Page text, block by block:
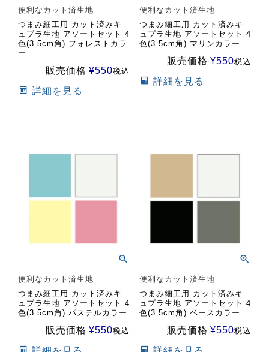
便利なカット済生地
つまみ細工用 カット済みキ
ュプラ生地 アソートセット 4
色(3.5cm角) フォレストカラ
ー
販売価格 ¥550税込
詳細を見る
便利なカット済生地
つまみ細工用 カット済みキ
ュプラ生地 アソートセット 4
色(3.5cm角) マリンカラー
販売価格 ¥550税込
詳細を見る
便利なカット済生地
つまみ細工用 カット済みキ
ュプラ生地 アソートセット 4
色(3.5cm角) パステルカラー
販売価格 ¥550税込
便利なカット済生地
つまみ細工用 カット済みキ
ュプラ生地 アソートセット 4
色(3.5cm角) ベースカラー
販売価格 ¥550税込